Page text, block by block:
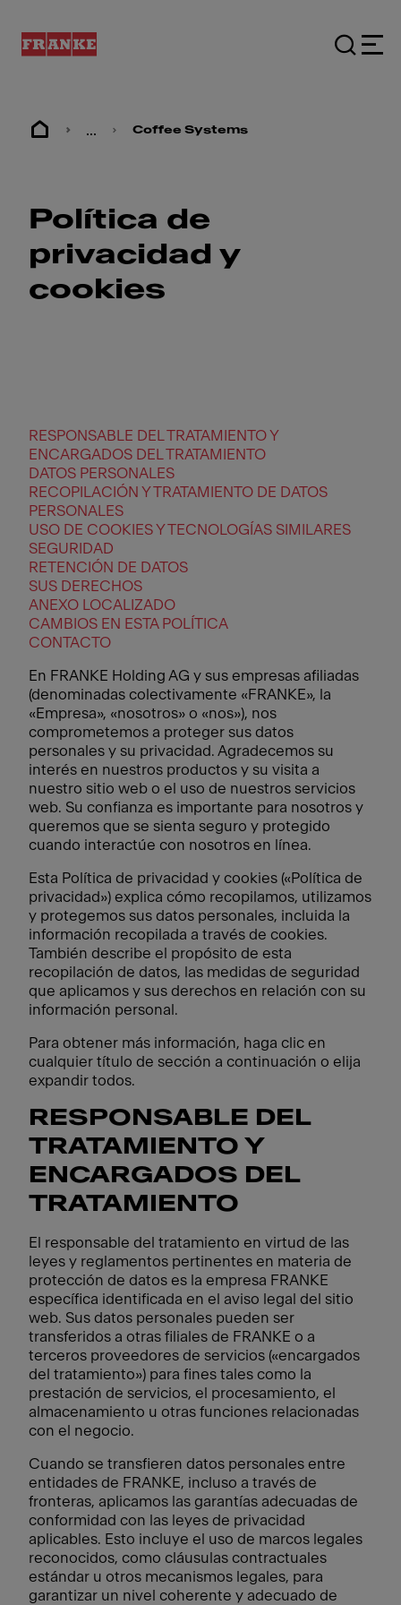
... Coffee Systems
Política de
privacidad y
cookies
RESPONSABLE DEL TRATAMIENTO Y
ENCARGADOS DEL TRATAMIENTO
DATOS PERSONALES
RECOPILACIÓN Y TRATAMIENTO DE DATOS
PERSONALES
USO DE COOKIES Y TECNOLOGÍAS SIMILARES
SEGURIDAD
RETENCIÓN DE DATOS
SUS DERECHOS
ANEXO LOCALIZADO
CAMBIOS EN ESTA POLÍTICA
CONTACTO
En FRANKE Holding AG y sus empresas afiliadas
(denominadas colectivamente «FRANKE», la
«Empresa», «nosotros» o «nos»), nos
comprometemos a proteger sus datos
personales y su privacidad. Agradecemos su
interés en nuestros productos y su visita a
nuestro sitio web o el uso de nuestros servicios
web. Su confianza es importante para nosotros y
queremos que se sienta seguro y protegido
cuando interactúe con nosotros en línea.
Esta Política de privacidad y cookies («Política de
privacidad») explica cómo recopilamos, utilizamos
y protegemos sus datos personales, incluida la
información recopilada a través de cookies.
También describe el propósito de esta
recopilación de datos, las medidas de seguridad
que aplicamos y sus derechos en relación con su
información personal.
Para obtener más información, haga clic en
cualquier título de sección a continuación o elija
expandir todos.
RESPONSABLE DEL
TRATAMIENTO Y
ENCARGADOS DEL
TRATAMIENTO
El responsable del tratamiento en virtud de las
leyes y reglamentos pertinentes en materia de
protección de datos es la empresa FRANKE
específica identificada en el aviso legal del sitio
web. Sus datos personales pueden ser
transferidos a otras filiales de FRANKE o a
terceros proveedores de servicios («encargados
del tratamiento») para fines tales como la
prestación de servicios, el procesamiento, el
almacenamiento u otras funciones relacionadas
con el negocio.
Cuando se transfieren datos personales entre
entidades de FRANKE, incluso a través de
fronteras, aplicamos las garantías adecuadas de
conformidad con las leyes de privacidad
aplicables. Esto incluye el uso de marcos legales
reconocidos, como cláusulas contractuales
estándar u otros mecanismos legales, para
garantizar un nivel coherente y adecuado de